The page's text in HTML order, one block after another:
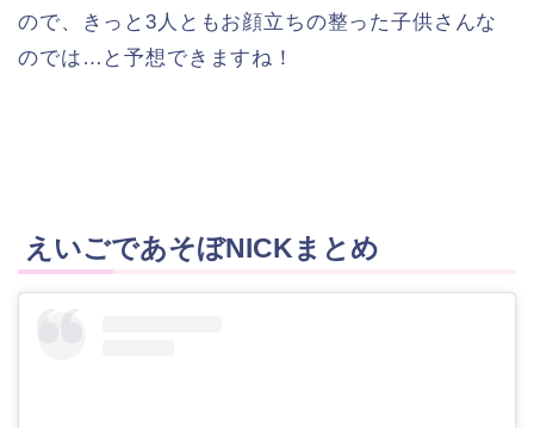
ので、きっと3人ともお顔立ちの整った子供さんな
のでは…と予想できますね！
えいごであそぼNICKまとめ